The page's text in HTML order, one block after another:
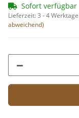
Sofort verfügbar
Lieferzeit:3 - 4 Werktage
abweichend)